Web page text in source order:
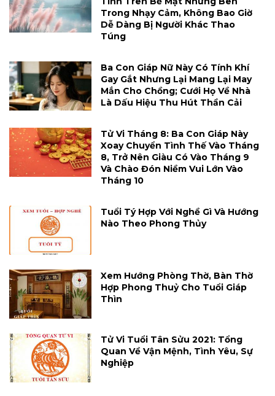
Trong Nhạy Cảm, Không Bao Giờ
Dễ Dàng Bị Người Khác Thao
Túng
Ba Con Giáp Nữ Này Có Tính Khí
Gay Gắt Nhưng Lại Mang Lại May
Mắn Cho Chồng; Cưới Họ Về Nhà
Là Dấu Hiệu Thu Hút Thần Cải
Tử Vi Tháng 8: Ba Con Giáp Này
Xoay Chuyển Tình Thế Vào Tháng
8, Trở Nên Giàu Có Vào Tháng 9
Và Chào Đón Niềm Vui Lớn Vào
Tháng 10
Tuổi Tý Hợp Với Nghề Gì Và Hướng
Nào Theo Phong Thủy
Xem Hướng Phòng Thờ, Bàn Thờ
Hợp Phong Thuỷ Cho Tuổi Giáp
Thìn
Tử Vi Tuổi Tân Sửu 2021: Tổng
Quan Về Vận Mệnh, Tình Yêu, Sự
Nghiệp